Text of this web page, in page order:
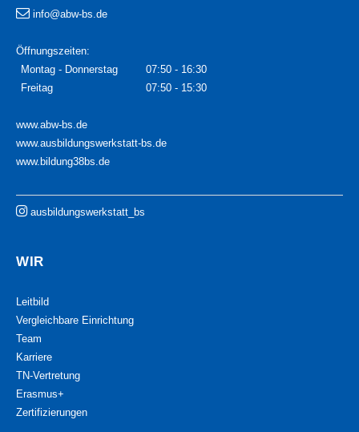
info@abw-bs.de
Öffnungszeiten:
Montag - Donnerstag
07:50 - 16:30
Freitag
07:50 - 15:30
www.abw-bs.de
www.ausbildungswerkstatt-bs.de
www.bildung38bs.de
ausbildungswerkstatt_bs
WIR
Leitbild
Vergleichbare Einrichtung
Team
Karriere
TN-Vertretung
Erasmus+
Zertifizierungen